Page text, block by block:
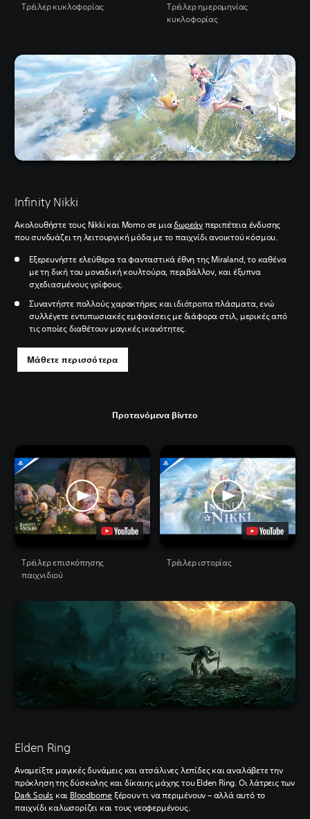
Tρέιλερ κυκλοφορίας
Τρέιλερ ημερομηνίας
κυκλοφορίας
Infinity Nikki
Ακολουθήστε τους Nikki και Momo σε μιαδωρεάνπεριπέτεια ένδυσης
που συνδυάζει τη λειτουργική μόδα με το παιχνίδι ανοικτού κόσμου.
Εξερευνήστε ελεύθερα τα φανταστικά έθνη της Miraland, το καθένα
με τη δική του μοναδική κουλτούρα, περιβάλλον, και έξυπνα
σχεδιασμένους γρίφους.
Συναντήστε πολλούς χαρακτήρες και ιδιότροπα πλάσματα, ενώ
συλλέγετε εντυπωσιακές εμφανίσεις με διάφορα στιλ, μερικές από
τις οποίες διαθέτουν μαγικές ικανότητες.
Μάθετε περισσότερα
Προτεινόμενα βίντεο
Τρέιλερ επισκόπησης
παιχνιδιού
Τρέιλερ ιστορίας
Elden Ring
Αναμείξτε μαγικές δυνάμεις και ατσάλινες λεπίδες και αναλάβετε την
πρόκληση της δύσκολης και δίκαιης μάχης του Elden Ring. Οι λάτρεις των
Dark Souls και Bloodborneξέρουν τι να περιμένουν – αλλά αυτό το
παιχνίδι καλωσορίζει και τους νεοφερμένους.